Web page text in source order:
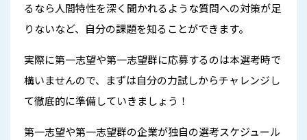
るなら人間特性を深く聞かれるような質問への対策が足
りないなど、自分の課題を知ることができます。
実際に第一志望や第一志望群に応募するのは本選考時で
構いませんので、まずは自分の力試しからチャレンジし
て徹底的に準備していきましょう！
第一志望や第一志望群の企業が独自の選考スケジュール